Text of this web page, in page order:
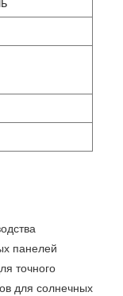
панелей
точного
для солнечных